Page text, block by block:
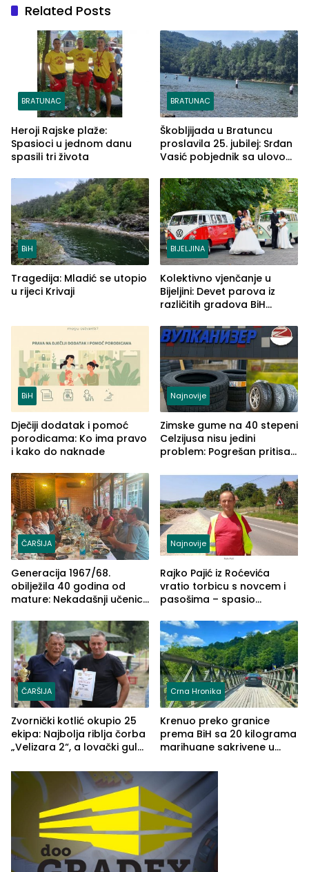
Related Posts
BRATUNAC
Heroji Rajske plaže:
Spasioci u jednom danu
spasili tri života
BRATUNAC
Škobljijada u Bratuncu
proslavila 25. jubilej: Srđan
Vasić pobjednik sa ulovom
BiH
Tragedija: Mladić se utopio
u rijeci Krivaji
BIJELJINA
Kolektivno vjenčanje u
Bijeljini: Devet parova iz
različitih gradova BiH
BiH
Dječiji dodatak i pomoć
porodicama: Ko ima pravo
i kako do naknade
Najnovije
Zimske gume na 40 stepeni
Celzijusa nisu jedini
problem: Pogrešan pritisak
ČARŠIJA
Generacija 1967/68.
obilježila 40 godina od
mature: Nekadašnji učenici
(FOTO)
Najnovije
Rajko Pajić iz Roćevića
vratio torbicu s novcem i
pasošima – spasio
Grčkoj
ČARŠIJA
Zvornički kotlić okupio 25
ekipa: Najbolja riblja čorba
„Velizara 2“, a lovački gulaš
Crna Hronika
Krenuo preko granice
prema BiH sa 20 kilograma
marihuane sakrivene u